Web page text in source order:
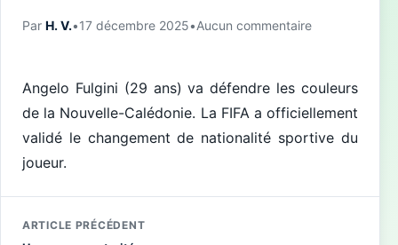
Par H. V.•17 décembre 2025•Aucun commentaire
Angelo Fulgini (29 ans) va défendre les couleurs
de la Nouvelle-Calédonie. La FIFA a officiellement
validé le changement de nationalité sportive du
joueur.
ARTICLE PRÉCÉDENT